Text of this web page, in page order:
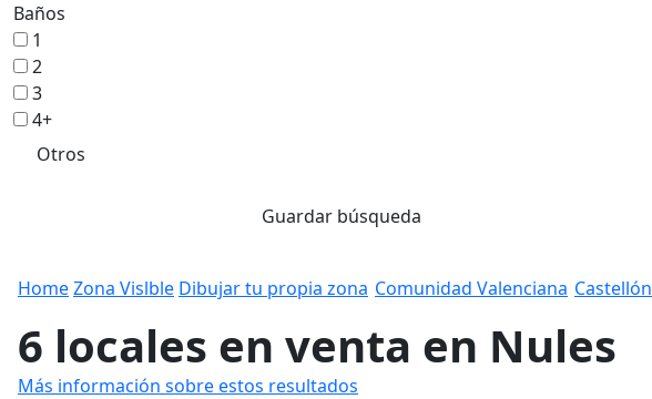
Baños
1
2
3
4+
Otros
Guardar búsqueda
HomeZona Vislble Dibujar tu propia zona Comunidad Valenciana Castellón
6 locales en venta en Nules
Más información sobre estos resultados